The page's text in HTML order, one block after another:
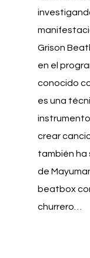
Grison
en el
conocido
es una
crear
también ha
de
beatbox
churrero…